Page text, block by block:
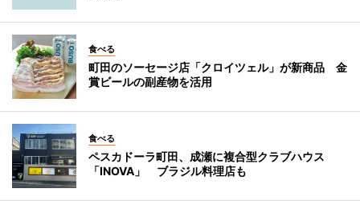
食べる
町田のソーセージ店「クロイツェル」が新商品 金
賞ビールの副産物を活用
食べる
ペスカドーラ町田、成瀬に複合型クラブハウス
「INOVA」 ブラジル料理店も